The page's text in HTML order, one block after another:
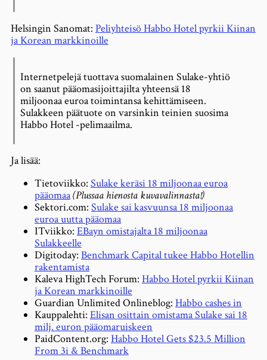
Helsingin Sanomat: Peliyhteisö Habbo Hotel pyrkii Kiinan
ja Korean markkinoille
Internetpelejä tuottava suomalainen Sulake-yhtiö
on saanut pääomasijoittajilta yhteensä 18
miljoonaa euroa toimintansa kehittämiseen.
Sulakkeen päätuote on varsinkin teinien suosima
Habbo Hotel -pelimaailma.
Ja lisää:
Tietoviikko: Sulake keräsi 18 miljoonaa euroa
pääomaa(Plussaa hienosta kuvavalinnasta!)
Sektori.com: Sulake sai kasvuunsa 18 miljoonaa
euroa uutta pääomaa
ITviikko: EBayn omistajalta 18 miljoonaa
Sulakkeelle
Digitoday: Benchmark Capital tukee Habbo Hotellin
rakentamista
Kaleva HighTech Forum: Habbo Hotel pyrkii Kiinan
ja Korean markkinoille
Guardian Unlimited Onlineblog: Habbo cashes in
Kauppalehti: Elisan osittain omistama Sulake sai 18
milj. euron pääomaruiskeen
PaidContent.org: Habbo Hotel Gets $23.5 Million
From 3i & Benchmark